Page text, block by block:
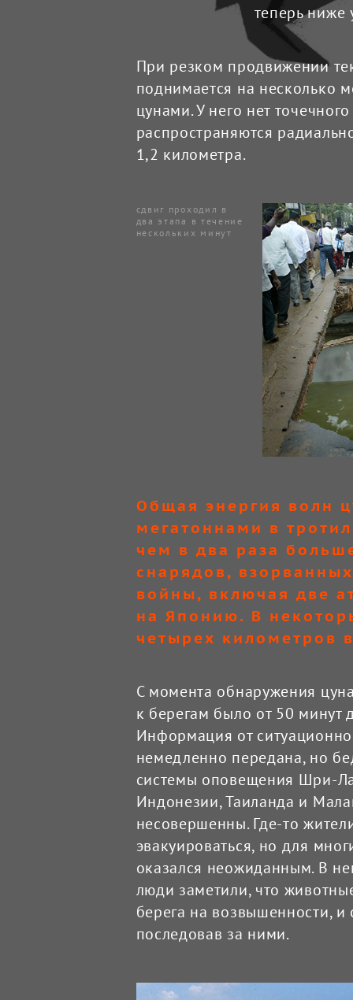
теперь ниже
При резком продвижении
поднимается на несколько
цунами. У него нет
распространяются
1,2 километра.
сдвиг проходил в
два этапа в течение
нескольких минут
Общая энергия волн
мегатоннами в
чем в два раза
снарядов,
войны, включая две
на Японию. В
четырех километров
С момента обнаружения
к берегам было от 50 минут
Информация от
немедленно передана, но
системы оповещения Шри-
Индонезии, Таиланда и
несовершенны. Где-то
эвакуироваться, но для
оказался неожиданным. В
люди заметили, что
берега на возвышенности, и
последовав за ними.